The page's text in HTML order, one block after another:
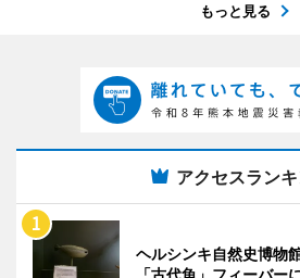
もっと見る
アクセスラン
ヘルシンキ自然史博物
「古代魚」フィーバー